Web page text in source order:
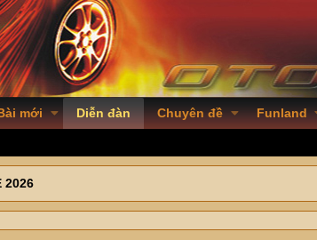
mới Diễn đàn Chuyên đề Funland
2026